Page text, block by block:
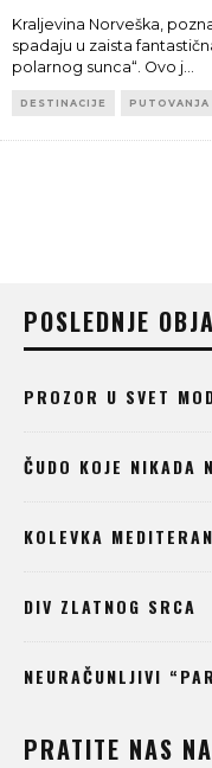
Kraljevina Norveška,
spadaju u zaista
polarnog sunca“. Ovo j
DESTINACIJE PUTOVANJA
POSLEDNJE
PROZOR U SVET
ČUDO KOJE NIKADA
KOLEVKA
DIV ZLATNOG SRCA
NEURAČUNLJIVI
PRATITE NAS